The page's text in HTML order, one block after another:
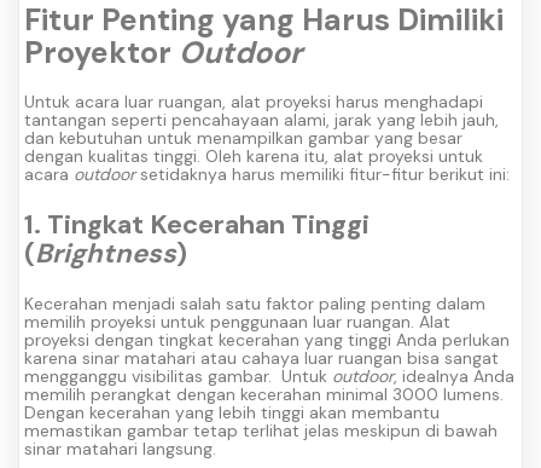
Fitur Penting yang Harus Dimiliki
Proyektor Outdoor
Untuk acara luar ruangan, alat proyeksi harus menghadapi
tantangan seperti pencahayaan alami, jarak yang lebih jauh,
dan kebutuhan untuk menampilkan gambar yang besar
dengan kualitas tinggi. Oleh karena itu, alat proyeksi untuk
acara outdoorsetidaknya harus memiliki fitur-fitur berikut ini:
1. Tingkat Kecerahan Tinggi
(Brightness)
Kecerahan menjadi salah satu faktor paling penting dalam
memilih proyeksi untuk penggunaan luar ruangan. Alat
proyeksi dengan tingkat kecerahan yang tinggi Anda perlukan
karena sinar matahari atau cahaya luar ruangan bisa sangat
mengganggu visibilitas gambar. Untuk outdoor, idealnya Anda
memilih perangkat dengan kecerahan minimal 3000 lumens.
Dengan kecerahan yang lebih tinggi akan membantu
memastikan gambar tetap terlihat jelas meskipun di bawah
sinar matahari langsung.